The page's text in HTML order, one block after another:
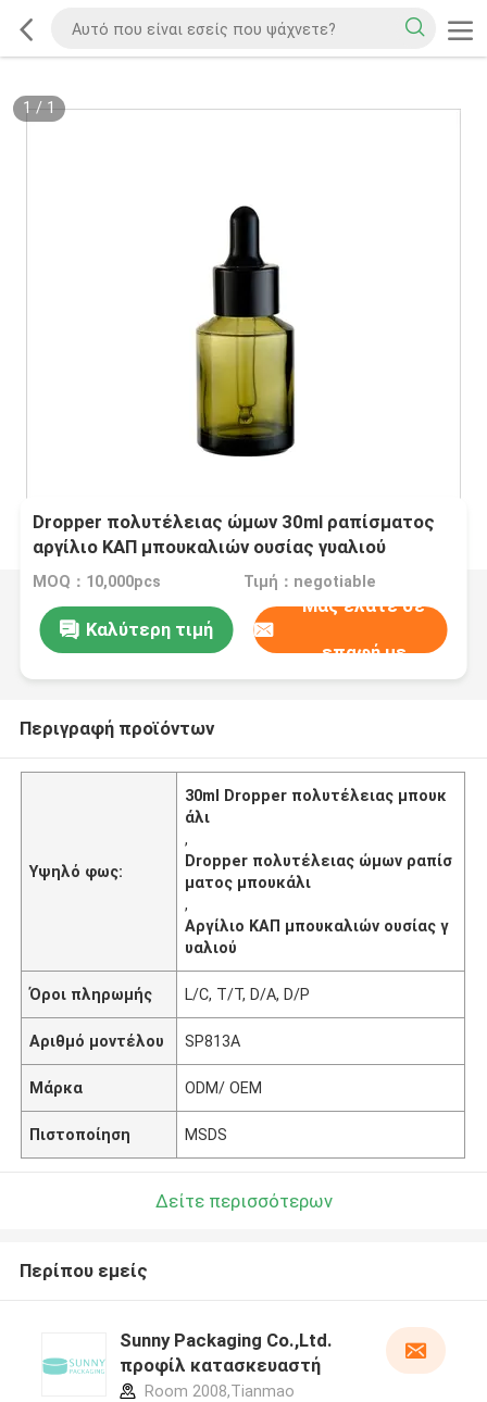
1 / 1
Dropper πολυτέλειας ώμων 30ml ραπίσματος
αργίλιο ΚΑΠ μπουκαλιών ουσίας γυαλιού
μπουκαλιών
MOQ：10,000pcs Τιμή：negotiable
Καλύτερη τιμή
Μας ελάτε σε
επαφή με
Περιγραφή προϊόντων
Υψηλό φως:
30ml Dropper πολυτέλειας μπουκ
άλι
,
Dropper πολυτέλειας ώμων ραπίσ
ματος μπουκάλι
,
Αργίλιο ΚΑΠ μπουκαλιών ουσίας γ
υαλιού
Όροι πληρωμής L/C, T/T, D/A, D/P
Αριθμό μοντέλου SP813A
Μάρκα ODM/ OEM
Πιστοποίηση MSDS
Δείτε περισσότερων
Περίπου εμείς
Sunny Packaging Co.,Ltd.
προφίλ κατασκευαστή
Room 2008,Tianmao